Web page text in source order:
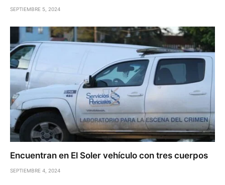
SEPTIEMBRE 5, 2024
Encuentran en El Soler vehículo con tres cuerpos
SEPTIEMBRE 4, 2024